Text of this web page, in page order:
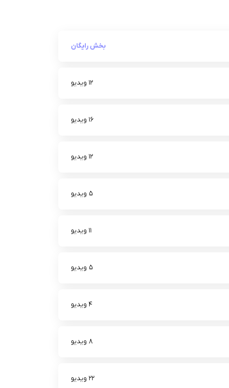
بخش رایگان
12 ویدیو
16 ویدیو
12 ویدیو
5 ویدیو
11 ویدیو
5 ویدیو
4 ویدیو
8 ویدیو
22 ویدیو